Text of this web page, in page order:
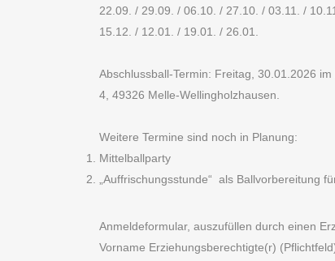
22.09. / 29.09. / 06.10. / 27.10. / 03.11. /
15.12. / 12.01. / 19.01. / 26.01.
Abschlussball-Termin: Freitag, 30.01.2026
4, 49326 Melle-Wellingholzhausen.
Weitere Termine sind noch in Planung:
Mittelballparty
„Auffrischungsstunde“ als Ballvorbereitung
Anmeldeformular, auszufüllen durch einen
Vorname Erziehungsberechtigte(r)